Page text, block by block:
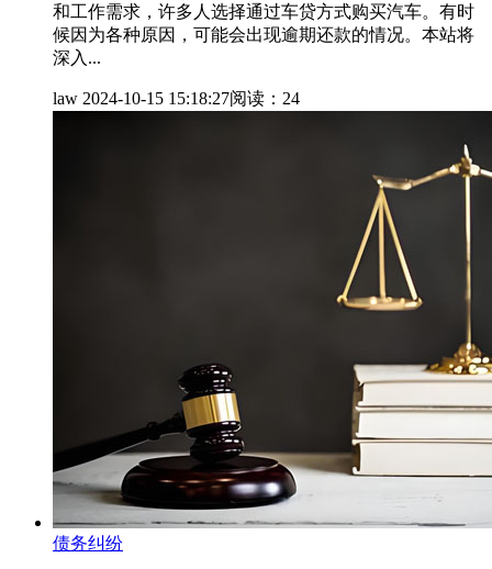
和工作需求，许多人选择通过车贷方式购买汽车。有时
候因为各种原因，可能会出现逾期还款的情况。本站将
深入...
law 2024-10-15 15:18:27阅读：24
债务纠纷